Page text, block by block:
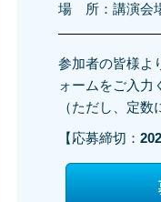
場 所：講演会
参加者の皆様よ
ォームをご入力
（ただし、定
【応募締切：